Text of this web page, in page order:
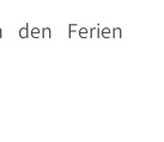
den Ferien